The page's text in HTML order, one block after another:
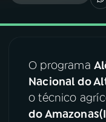
05PODCASTS
O programa
Nacional do
o técnico
do